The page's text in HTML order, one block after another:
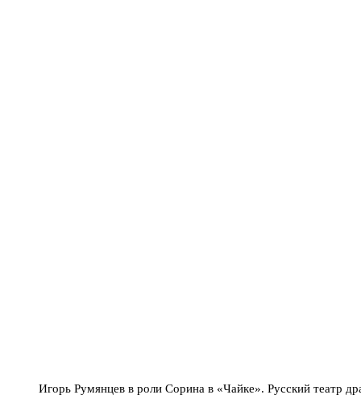
Игорь Румянцев в роли Сорина в «Чайке». Русский театр